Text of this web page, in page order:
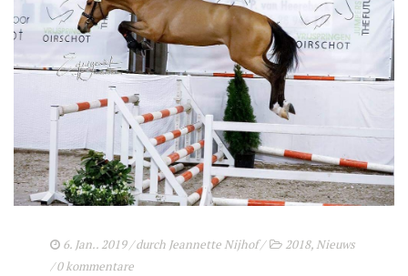
6. Jan.. 2019/ durch Jeannette Nijhof/ 2018, Nieuws
/0 kommentare